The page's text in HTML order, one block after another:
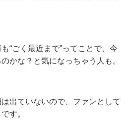
“ごく最近まで”ってことで、今
かな？と気になっちゃう人も。
出ていないので、ファンとして
す。